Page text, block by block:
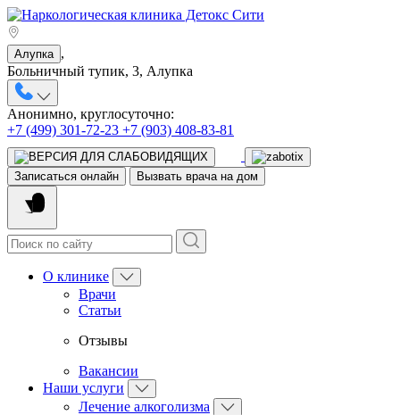
Алупка ,
Больничный тупик, 3, Алупка
Анонимно, круглосуточно:
+7 (499) 301-72-23 +7 (903) 408-83-81
Записаться онлайн Вызвать врача на дом
О клинике
Врачи
Статьи
Отзывы
Вакансии
Наши услуги
Лечение алкоголизма